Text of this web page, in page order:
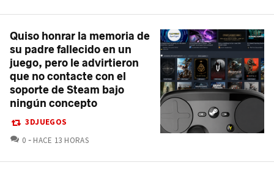
Quiso honrar la memoria de
su padre fallecido en un
juego, pero le advirtieron
que no contacte con el
soporte de Steam bajo
ningún concepto
3DJUEGOS
0 COMENTARIOS
HACE 13 HORAS